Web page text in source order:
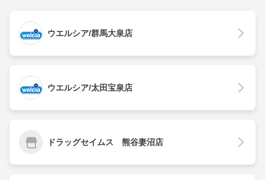
ウエルシア/群馬大泉店
ウエルシア/太田宝泉店
ドラッグセイムス 熊谷妻沼店